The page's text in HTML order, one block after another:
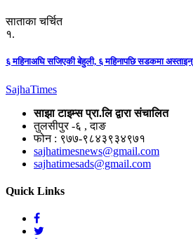
साताका चर्चित
१.
६ महिनाअघि सजिएकी बेहुली, ६ महिनापछि सडकमा अस्ताइन्
SajhaTimes
साझा टाइम्स प्रा.लि द्वारा संचालित
तुलसीपुर -६ , दाङ
फोन : ९७७-९८४३९३४९७१
sajhatimesnews@gmail.com
sajhatimesads@gmail.com
Quick Links